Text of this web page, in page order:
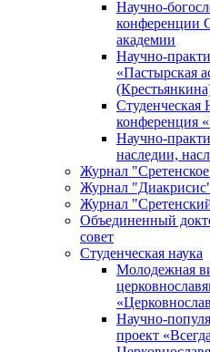
Научно-
конференции
академии
Научно-
«Пастырская
Студенческая
конференция
Научно-
наследии,
Журнал
Журнал
Журнал
Объединенный
совет
Студенческая наука
Молодежная
Научно-
проект